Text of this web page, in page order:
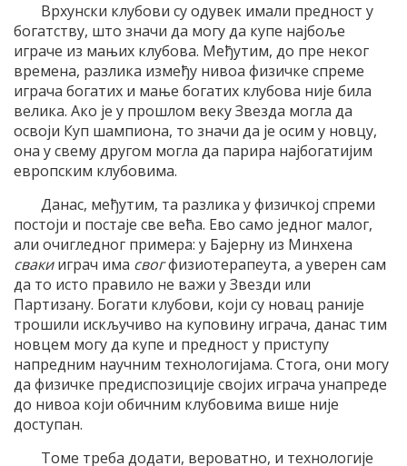
Врхунски клубови су одувек имали предност у
богатству, што значи да могу да купе најбоље
играче из мањих клубова. Међутим, до пре неког
времена, разлика између нивоа физичке спреме
играча богатих и мање богатих клубова није била
велика. Ако је у прошлом веку Звезда могла да
освоји Куп шампиона, то значи да је осим у новцу,
она у свему другом могла да парира најбогатијим
европским клубовима.
Данас, међутим, та разлика у физичкој спреми
постоји и постаје све већа. Ево само једног малог,
али очигледног примера: у Бајерну из Минхена
свакииграч има свогфизиотерапеута, а уверен сам
да то исто правило не важи у Звезди или
Партизану. Богати клубови, који су новац раније
трошили искључиво на куповину играча, данас тим
новцем могу да купе и предност у приступу
напредним научним технологијама. Стога, они могу
да физичке предиспозиције својих играча унапреде
до нивоа који обичним клубовима више није
доступан.
Томе треба додати, вероватно, и технологије